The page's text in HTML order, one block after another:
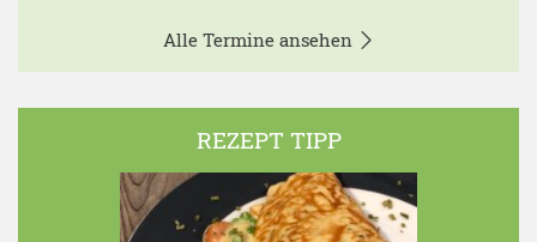
Alle Termine ansehen
REZEPT TIPP